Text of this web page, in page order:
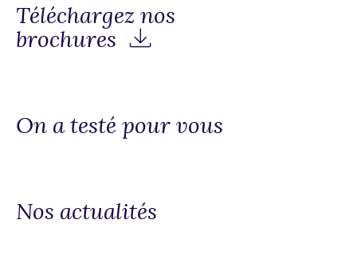
Téléchargez nos
brochures
On a testé pour vous
Nos actualités